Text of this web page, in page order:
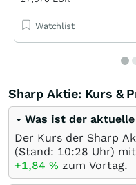
Watchlist
Sharp Aktie: Kurs &
Was ist der
Der Kurs der Sharp
(Stand: 10:28 Uhr)
+1,84 % zum Vortag.